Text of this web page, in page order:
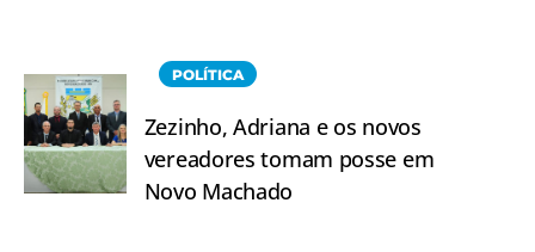
POLÍTICA
Zezinho, Adriana e os novos
vereadores tomam posse em
Novo Machado